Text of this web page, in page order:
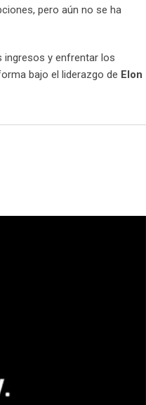
pero aún no se ha
ingresos y enfrentar los
bajo el liderazgo de Elon